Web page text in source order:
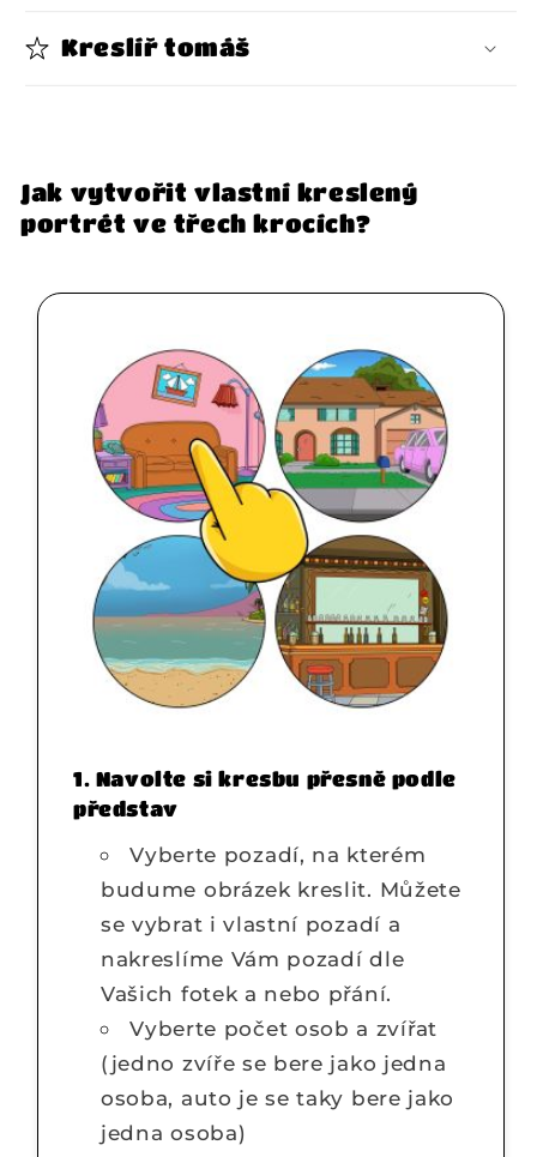
Kreslíř tomáš
Jak vytvořit vlastní kreslený
portrét ve třech krocích?
1. Navolte si kresbu přesně podle
představ
Vyberte pozadí, na kterém
budume obrázek kreslit. Můžete
se vybrat i vlastní pozadí a
nakreslíme Vám pozadí dle
Vašich fotek a nebo přání.
Vyberte počet osob a zvířat
(jedno zvíře se bere jako jedna
osoba, auto je se taky bere jako
jedna osoba)